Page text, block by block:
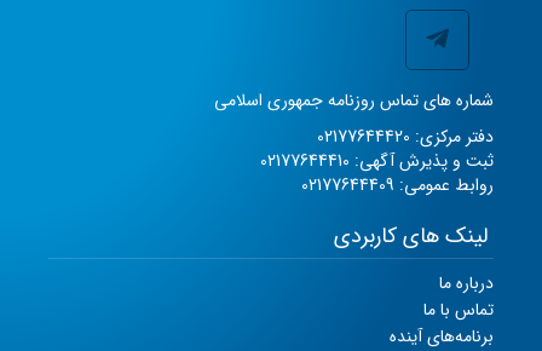
شماره های تماس روزنامه جمهوری اسلامی
دفتر مرکزی: 02177644420
ثبت و پذیرش آگهی: 02177644410
روابط عمومی: 02177644409
لینک های کاربردی
درباره ما
تماس با ما
برنامه‌های آینده